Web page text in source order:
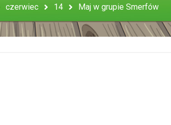
czerwiec 14 Maj w grupie Smerfów